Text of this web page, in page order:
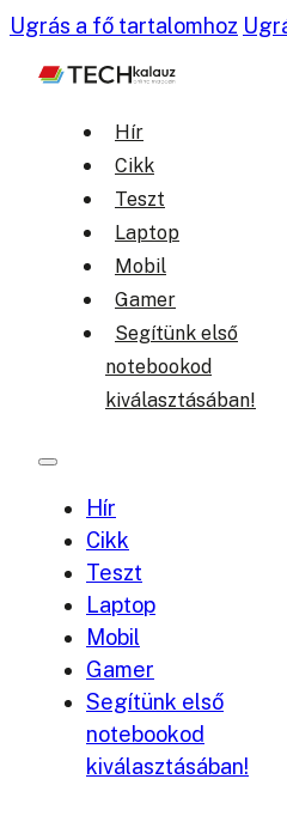
Ugrás a fő tartalomhoz
Hír
Cikk
Teszt
Laptop
Mobil
Gamer
Segítünk első
notebookod
kiválasztásában!
Hír
Cikk
Teszt
Laptop
Mobil
Gamer
Segítünk első
notebookod
kiválasztásában!